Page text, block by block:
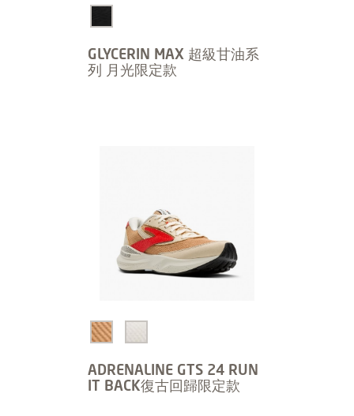
GLYCERIN MAX 超級甘油系
列 月光限定款
ADRENALINE GTS 24 RUN
IT BACK復古回歸限定款